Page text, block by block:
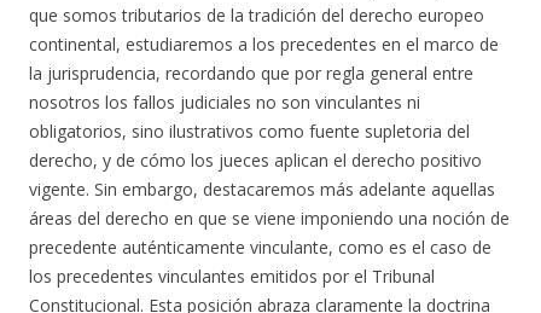
que somos tributarios de la tradición del derecho europeo
continental, estudiaremos a los precedentes en el marco de
la jurisprudencia, recordando que por regla general entre
nosotros los fallos judiciales no son vinculantes ni
obligatorios, sino ilustrativos como fuente supletoria del
derecho, y de cómo los jueces aplican el derecho positivo
vigente. Sin embargo, destacaremos más adelante aquellas
áreas del derecho en que se viene imponiendo una noción de
precedente auténticamente vinculante, como es el caso de
los precedentes vinculantes emitidos por el Tribunal
Constitucional. Esta posición abraza claramente la doctrina